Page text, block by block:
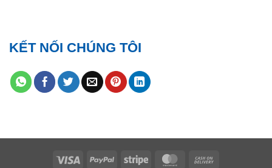
KẾT NỐI CHÚNG TÔI
Visa PayPal Stripe MasterCard